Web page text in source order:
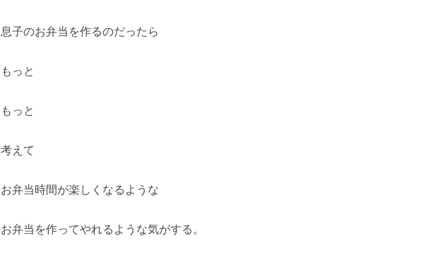
息子のお弁当を作るのだったら
もっと
もっと
考えて
お弁当時間が楽しくなるような
お弁当を作ってやれるような気がする。